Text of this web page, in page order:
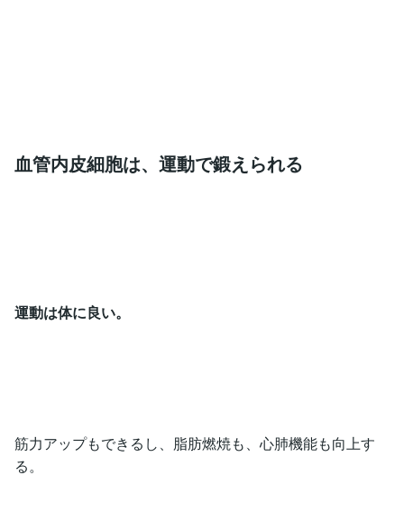
血管内皮細胞は、運動で鍛えられる
運動は体に良い。
筋力アップもできるし、脂肪燃焼も、心肺機能も向上す
る。